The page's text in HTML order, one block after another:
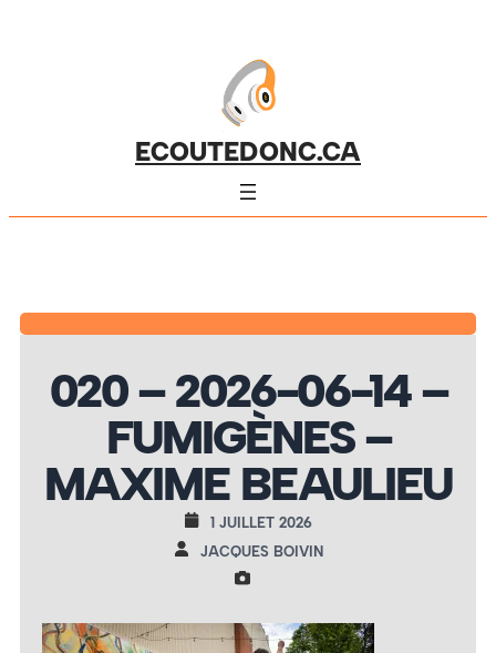
ECOUTEDONC.CA
020 – 2026-06-14 –
FUMIGÈNES –
MAXIME BEAULIEU
1 JUILLET 2026
JACQUES BOIVIN